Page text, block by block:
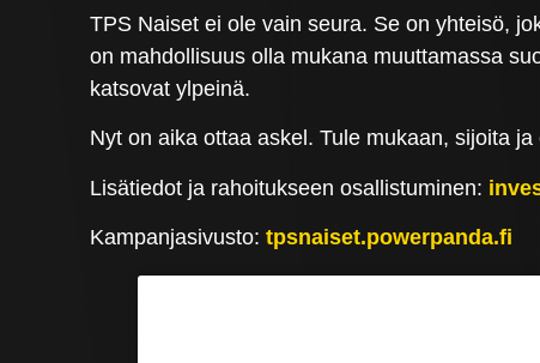
TPS Naiset ei ole vain seura. Se on yhteisö,
on mahdollisuus olla mukana muuttamassa
katsovat ylpeinä.
Nyt on aika ottaa askel. Tule mukaan, sijoita
Lisätiedot ja rahoitukseen osallistuminen:
Kampanjasivusto:tpsnaiset.powerpanda.fi